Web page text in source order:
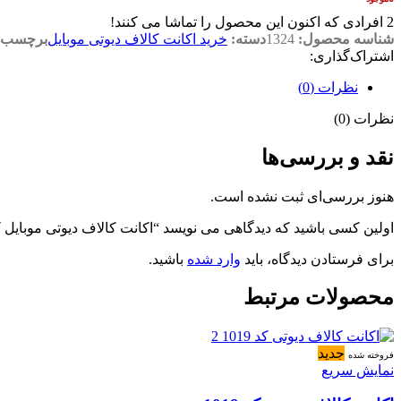
2 افرادی که اکنون این محصول را تماشا می کنند!
شناسه محصول: 1324دسته: خرید اکانت کالاف دیوتی موبایل
اشتراک‌گذاری:
نظرات (0)
نظرات (0)
نقد و بررسی‌ها
هنوز بررسی‌ای ثبت نشده است.
اولین کسی باشید که دیدگاهی می نویسد “اکانت کالاف دیوتی موبایل کد
برای فرستادن دیدگاه، باید وارد شده باشید.
محصولات مرتبط
فروخته شده جدید
نمایش سریع